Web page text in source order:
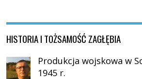
HISTORIA I TOŻSAMOŚĆ ZAGŁĘBIA
Produkcja wojskowa w
1945 r.